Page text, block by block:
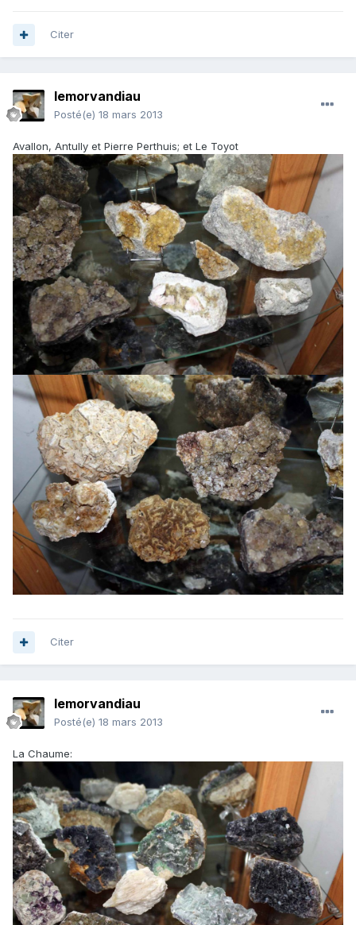
Citer
lemorvandiau
Posté(e) 18 mars 2013
Avallon, Antully et Pierre Perthuis; et Le Toyot
Citer
lemorvandiau
Posté(e) 18 mars 2013
La Chaume: